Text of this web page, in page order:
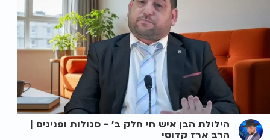
הילולת הבן איש חי חלק ב' - סגולות ופנינים |
הרב ארז קדוסי